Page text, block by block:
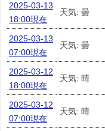
2025-03-13
18:00現在
天気: 曇
2025-03-13
07:00現在
天気: 曇
2025-03-12
18:00現在
天気: 晴
2025-03-12
07:00現在
天気: 晴